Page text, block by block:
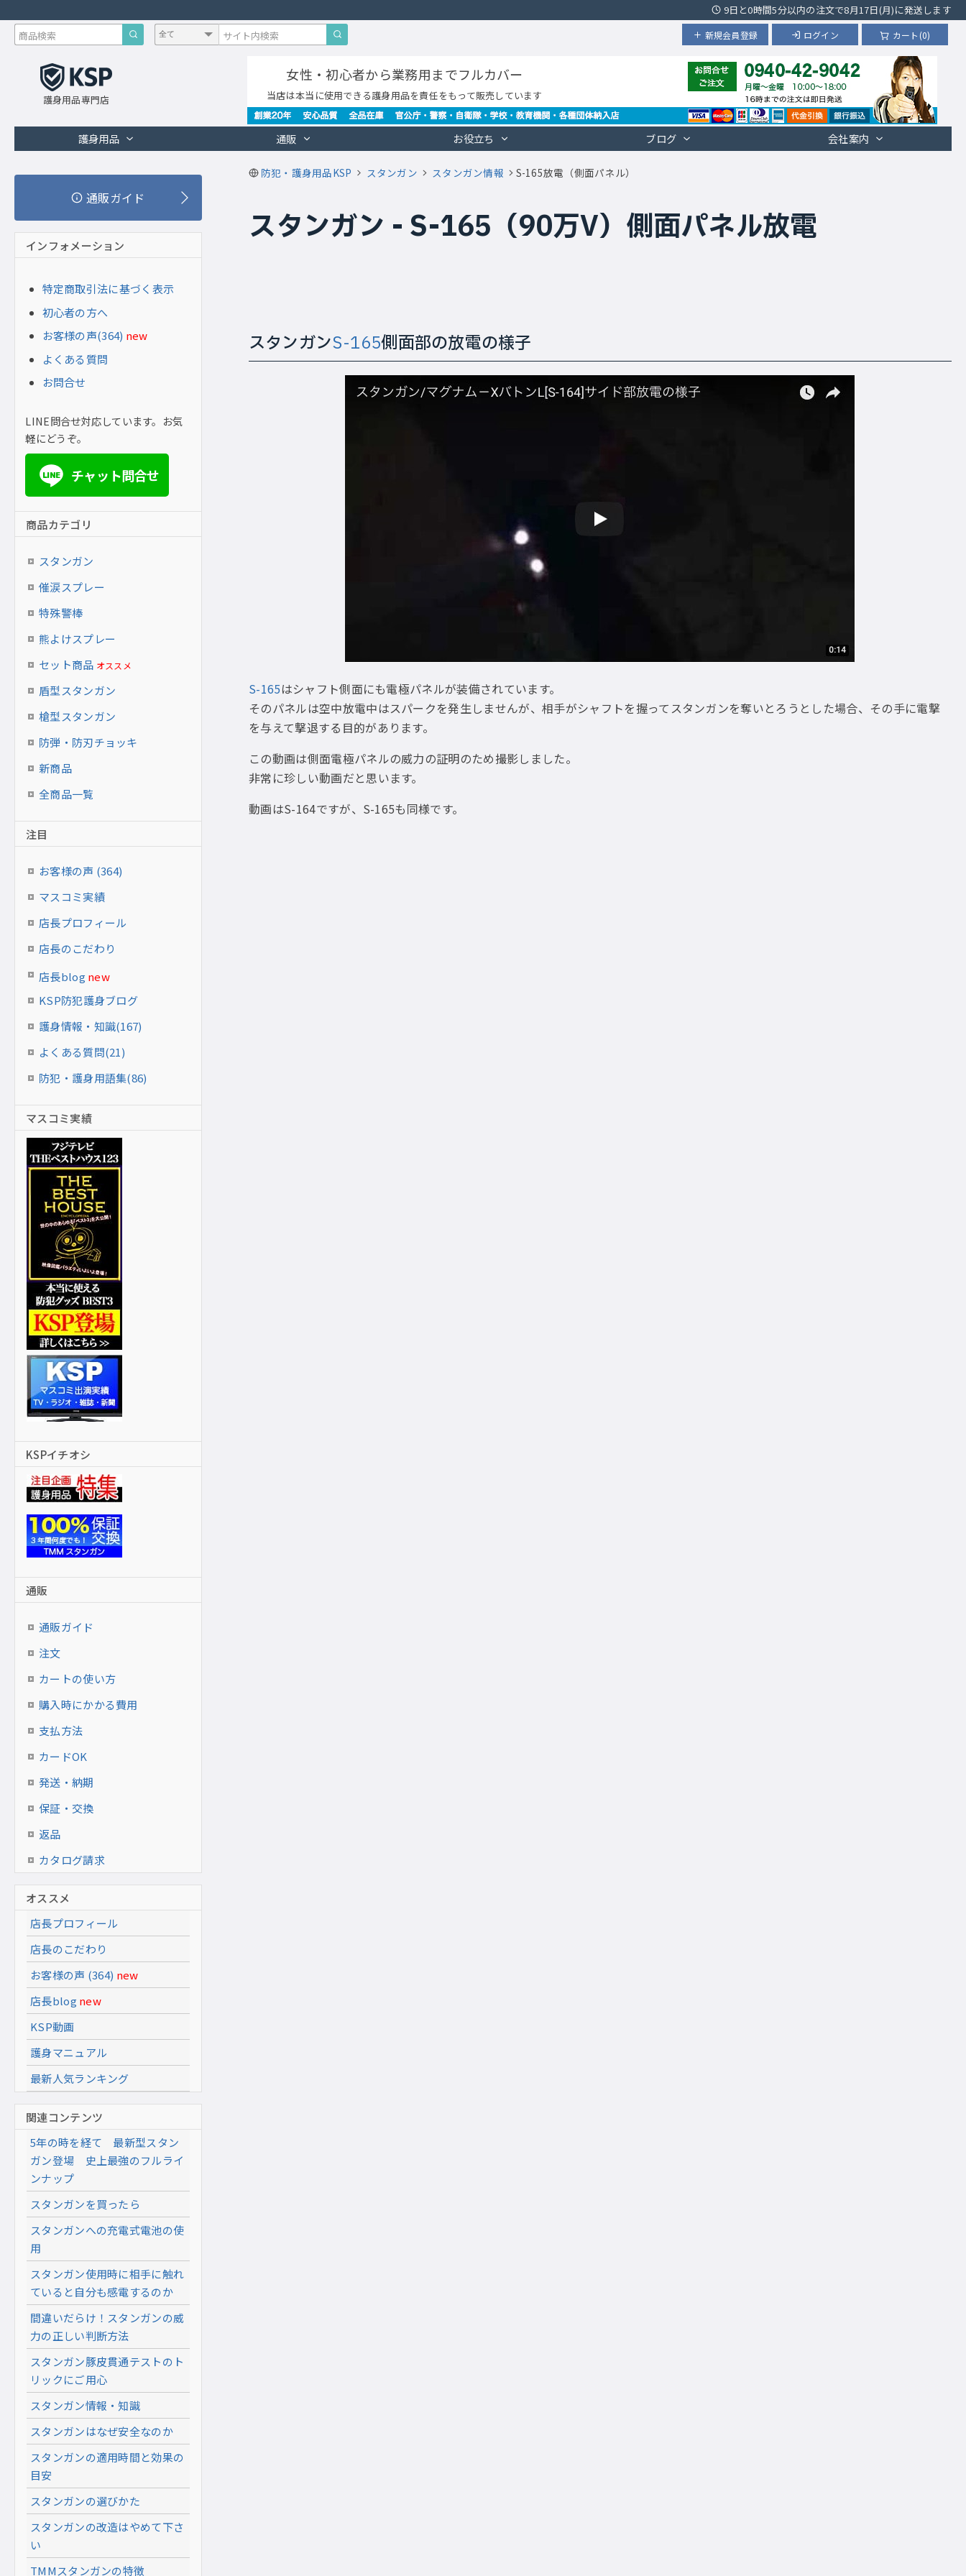
9日と0時間5分以内の注文で8月17日(月)に発送します
カート(0)
ログイン
新規会員登録
護身用品専門店
女性・初心者から業務用までフルカバー
当店は本当に使用できる護身用品を責任をもって販売しています
護身用品 通販 お役立ち ブログ 会社案内
防犯・護身用品KSP スタンガン スタンガン情報 S-165放電（側面パネル）
スタンガン - S-165（90万V）側面パネル放電
スタンガンS-165側面部の放電の様子
S-165はシャフト側面にも電極パネルが装備されています。
そのパネルは空中放電中はスパークを発生しませんが、相手がシャフトを握ってスタンガンを奪いとろうとした場合、その手に電撃
を与えて撃退する目的があります。
この動画は側面電極パネルの威力の証明のため撮影しました。
非常に珍しい動画だと思います。
動画はS-164ですが、S-165も同様です。
通販ガイド
インフォメーション
特定商取引法に基づく表示
初心者の方へ
お客様の声(364) new
よくある質問
お問合せ
LINE問合せ対応しています。お気
軽にどうぞ。
LINE チャット問合せ
商品カテゴリ
スタンガン
催涙スプレー
特殊警棒
熊よけスプレー
セット商品 オススメ
盾型スタンガン
槍型スタンガン
防弾・防刃チョッキ
新商品
全商品一覧
注目
お客様の声 (364)
マスコミ実績
店長プロフィール
店長のこだわり
店長blog new
KSP防犯護身ブログ
護身情報・知識(167)
よくある質問(21)
防犯・護身用語集(86)
マスコミ実績
KSPイチオシ
通販
通販ガイド
注文
カートの使い方
購入時にかかる費用
支払方法
カードOK
発送・納期
保証・交換
返品
カタログ請求
オススメ
店長プロフィール
店長のこだわり
お客様の声 (364) new
店長blog new
KSP動画
護身マニュアル
最新人気ランキング
関連コンテンツ
5年の時を経て 最新型スタン
ガン登場 史上最強のフルライ
ンナップ
スタンガンを買ったら
スタンガンへの充電式電池の使
用
スタンガン使用時に相手に触れ
ていると自分も感電するのか
間違いだらけ！スタンガンの威
力の正しい判断方法
スタンガン豚皮貫通テストのト
リックにご用心
スタンガン情報・知識
スタンガンはなぜ安全なのか
スタンガンの適用時間と効果の
目安
スタンガンの選びかた
スタンガンの改造はやめて下さ
い
TMMスタンガンの特徴